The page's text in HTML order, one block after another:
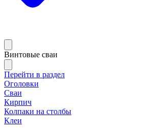
Винтовые сваи
Перейти в раздел
Оголовки
Сваи
Кирпич
Колпаки на столбы
Клеи